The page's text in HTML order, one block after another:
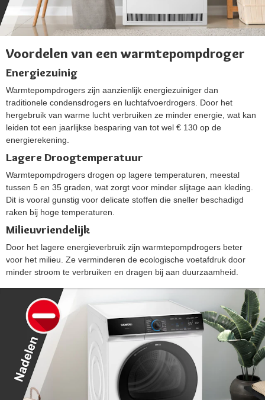
Voordelen van een warmtepompdroger
Energiezuinig
Warmtepompdrogers zijn aanzienlijk energiezuiniger dan
traditionele condensdrogers en luchtafvoerdrogers. Door het
hergebruik van warme lucht verbruiken ze minder energie, wat kan
leiden tot een jaarlijkse besparing van tot wel € 130 op de
energierekening​​.
Lagere Droogtemperatuur
Warmtepompdrogers drogen op lagere temperaturen, meestal
tussen 5 en 35 graden, wat zorgt voor minder slijtage aan kleding.
Dit is vooral gunstig voor delicate stoffen die sneller beschadigd
raken bij hoge temperaturen​​.
Milieuvriendelijk
Door het lagere energieverbruik zijn warmtepompdrogers beter
voor het milieu. Ze verminderen de ecologische voetafdruk door
minder stroom te verbruiken en dragen bij aan duurzaamheid​​.